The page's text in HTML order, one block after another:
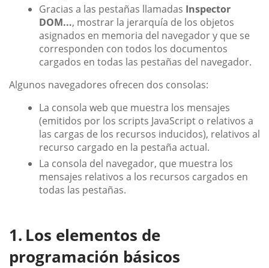
Gracias a las pestañas llamadas Inspector
DOM..., mostrar la jerarquía de los objetos
asignados en memoria del navegador y que se
corresponden con todos los documentos
cargados en todas las pestañas del navegador.
Algunos navegadores ofrecen dos consolas:
La consola web que muestra los mensajes
(emitidos por los scripts JavaScript o relativos a
las cargas de los recursos inducidos), relativos al
recurso cargado en la pestaña actual.
La consola del navegador, que muestra los
mensajes relativos a los recursos cargados en
todas las pestañas.
Los elementos de
programación básicos